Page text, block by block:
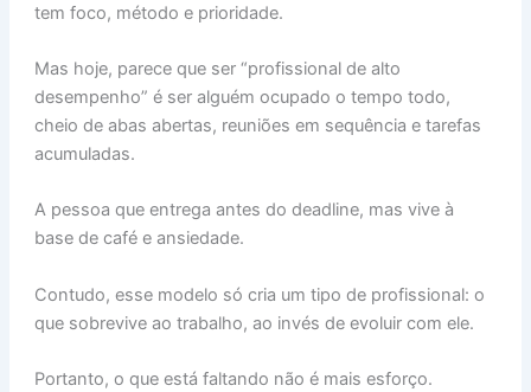
tem foco, método e prioridade.
Mas hoje, parece que ser “profissional de alto
desempenho” é ser alguém ocupado o tempo todo,
cheio de abas abertas, reuniões em sequência e tarefas
acumuladas.
A pessoa que entrega antes do deadline, mas vive à
base de café e ansiedade.
Contudo, esse modelo só cria um tipo de profissional: o
que sobrevive ao trabalho, ao invés de evoluir com ele.
Portanto, o que está faltando não é mais esforço.